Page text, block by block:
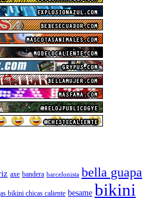
axe bandera barcelonista bella guapa
bikini chicas caliente besame bikini